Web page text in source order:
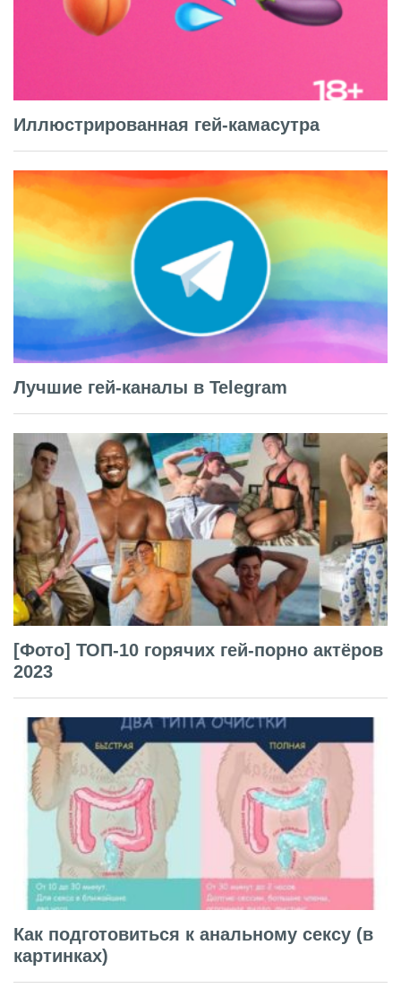
Иллюстрированная гей-камасутра
Лучшие гей-каналы в Telegram
[Фото] ТОП-10 горячих гей-порно актёров
2023
Как подготовиться к анальному сексу (в
картинках)